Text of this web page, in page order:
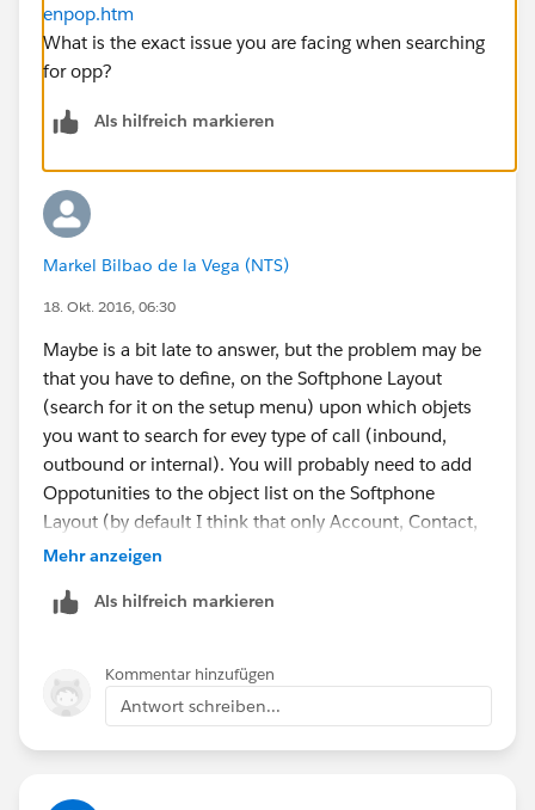
enpop.htm
What is the exact issue you are facing when searching
for opp?
Als hilfreich markieren
Markel Bilbao de la Vega (NTS)
18. Okt. 2016, 06:30
Maybe is a bit late to answer, but the problem may be
that you have to define, on the Softphone Layout
(search for it on the setup menu) upon which objets
you want to search for evey type of call (inbound,
outbound or internal). You will probably need to add
Oppotunities to the object list on the Softphone
Layout (by default I think that only Account, Contact,
Lead and Case are added to the list).
Mehr anzeigen
Als hilfreich markieren
Kommentar hinzufügen
Antwort schreiben...